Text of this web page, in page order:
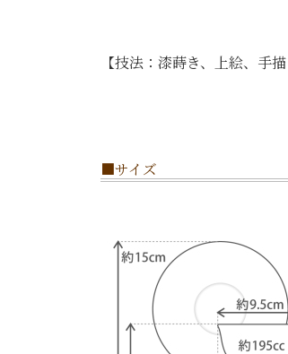
【技法：漆蒔き、上絵、手
■サイズ